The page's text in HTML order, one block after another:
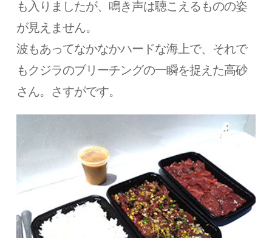
も入りましたが、鳴き声は聴こえるものの姿
が見えません。
波もあってなかなかハードな海上で、それで
もクジラのブリーチングの一瞬を捉えた高砂
さん。さすがです。